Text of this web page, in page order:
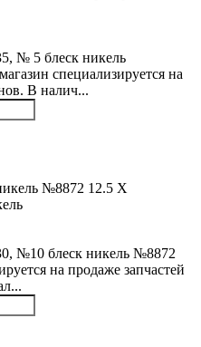
№ 5 блеск никель
специализируется на
В налич...
№10 блеск никель №8872
на продаже запчастей